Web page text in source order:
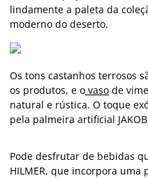
lindamente a paleta da
moderno do deserto.
Os tons castanhos terrosos
os produtos, e o vaso de
natural e rústica. O toque
pela palmeira artificial
Pode desfrutar de bebidas
HILMER, que incorpora